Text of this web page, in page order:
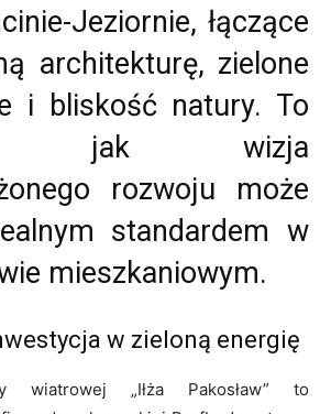
Jeziornie, łączące
architekturę, zielone
i bliskość natury. To
jak wizja
rozwoju może
standardem w
mieszkaniowym.
w zieloną energię
wiatrowej „Iłża Pakosław” to